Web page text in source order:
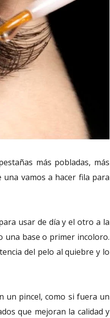
más pobladas, más
una vamos a hacer fila para
usar de día y el otro a la
una base o primer incoloro.
del pelo al quiebre y lo
un pincel, como si fuera un
que mejoran la calidad y